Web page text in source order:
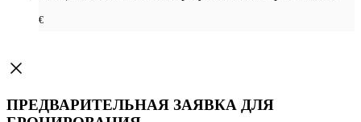
€
ПРЕДВАРИТЕЛЬНАЯ ЗАЯВКА ДЛЯ